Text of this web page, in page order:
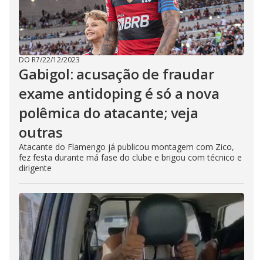
DO R7/22/12/2023
Gabigol: acusação de fraudar
exame antidoping é só a nova
polêmica do atacante; veja
outras
Atacante do Flamengo já publicou montagem com Zico,
fez festa durante má fase do clube e brigou com técnico e
dirigente